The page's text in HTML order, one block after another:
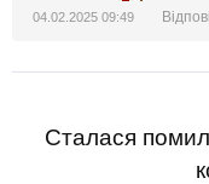
04.02.2025 09:49
Сталася